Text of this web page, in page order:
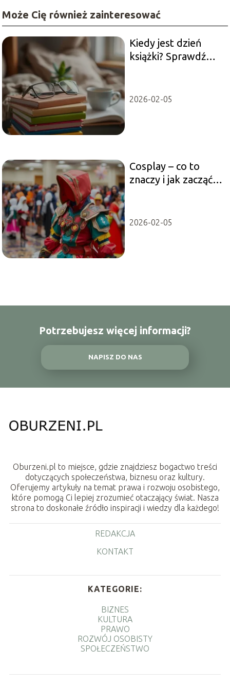
Może Cię również zainteresować
Kiedy jest dzień
książki? Sprawdź
2026-02-05
Cosplay – co to
znaczy i jak zacząć
2026-02-05
Potrzebujesz więcej informacji?
NAPISZ DO NAS
Oburzeni.pl to miejsce, gdzie znajdziesz bogactwo treści
dotyczących społeczeństwa, biznesu oraz kultury.
Oferujemy artykuły na temat prawa i rozwoju osobistego,
które pomogą Ci lepiej zrozumieć otaczający świat. Nasza
strona to doskonałe źródło inspiracji i wiedzy dla każdego!
REDAKCJA
KONTAKT
KATEGORIE:
BIZNES
KULTURA
PRAWO
ROZWÓJ OSOBISTY
SPOŁECZEŃSTWO